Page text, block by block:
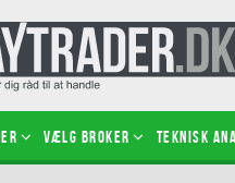
Vælg broker Teknisk